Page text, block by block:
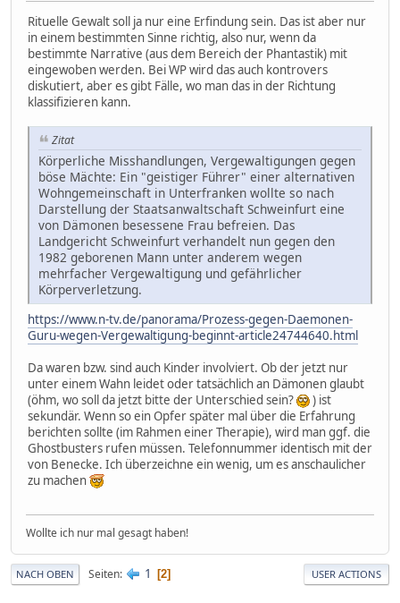
Rituelle Gewalt soll ja nur eine Erfindung sein. Das ist aber nur
in einem bestimmten Sinne richtig, also nur, wenn da
bestimmte Narrative (aus dem Bereich der Phantastik) mit
eingewoben werden. Bei WP wird das auch kontrovers
diskutiert, aber es gibt Fälle, wo man das in der Richtung
klassifizieren kann.
Zitat
Körperliche Misshandlungen, Vergewaltigungen gegen
böse Mächte: Ein "geistiger Führer" einer alternativen
Wohngemeinschaft in Unterfranken wollte so nach
Darstellung der Staatsanwaltschaft Schweinfurt eine
von Dämonen besessene Frau befreien. Das
Landgericht Schweinfurt verhandelt nun gegen den
1982 geborenen Mann unter anderem wegen
mehrfacher Vergewaltigung und gefährlicher
Körperverletzung.
https://www.n-tv.de/panorama/Prozess-gegen-Daemonen-
Guru-wegen-Vergewaltigung-beginnt-article24744640.html
Da waren bzw. sind auch Kinder involviert. Ob der jetzt nur
unter einem Wahn leidet oder tatsächlich an Dämonen glaubt
(öhm, wo soll da jetzt bitte der Unterschied sein?
) ist
sekundär. Wenn so ein Opfer später mal über die Erfahrung
berichten sollte (im Rahmen einer Therapie), wird man ggf. die
Ghostbusters rufen müssen. Telefonnummer identisch mit der
von Benecke. Ich überzeichne ein wenig, um es anschaulicher
zu machen
Wollte ich nur mal gesagt haben!
NACH OBEN Seiten 1 2 USER ACTIONS